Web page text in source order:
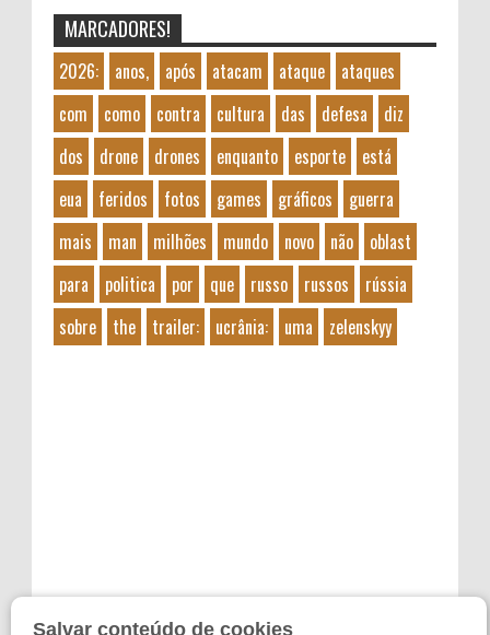
MARCADORES!
2026: anos, após atacam ataque
ataques
com
como contra cultura das defesa
diz
dos
drone drones enquanto esporte
está
eua
feridos fotos games gráficos
guerra
mais
man milhões mundo novo não
oblast
para
politica por que russo russos
rússia
sobre
the trailer: ucrânia: uma zelenskyy
Salvar conteúdo de cookies